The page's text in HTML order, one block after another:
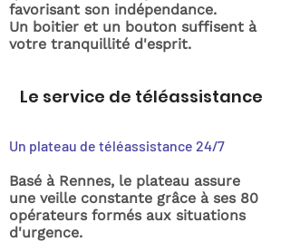
favorisant son indépendance.
Un boitier et un bouton suffisent à
votre tranquillité d'esprit.
Le service de téléassistance
Un plateau de téléassistance 24/7
Basé à Rennes, le plateau assure
une veille constante grâce à ses 80
opérateurs formés aux situations
d'urgence.